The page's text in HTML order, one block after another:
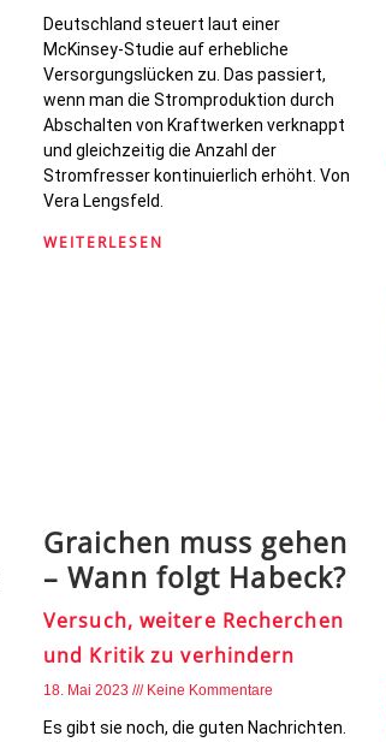
Deutschland steuert laut einer
McKinsey-Studie auf erhebliche
Versorgungslücken zu. Das passiert,
wenn man die Stromproduktion durch
Abschalten von Kraftwerken verknappt
und gleichzeitig die Anzahl der
Stromfresser kontinuierlich erhöht. Von
Vera Lengsfeld.
WEITERLESEN
Graichen muss gehen
– Wann folgt Habeck?
Versuch, weitere Recherchen
und Kritik zu verhindern
18. Mai 2023 Keine Kommentare
Es gibt sie noch, die guten Nachrichten.